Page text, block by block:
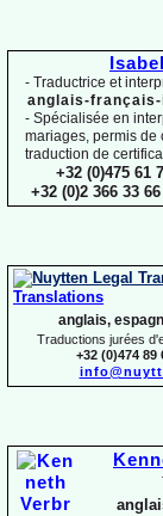
- Traductrice et
anglais-français-
- Spécialisée en
mariages, permis de
traduction de
+32 (0)475 61
+32 (0)2 366 33 66
Translations
anglais,
Traductions jurées
+32 (0)474 89